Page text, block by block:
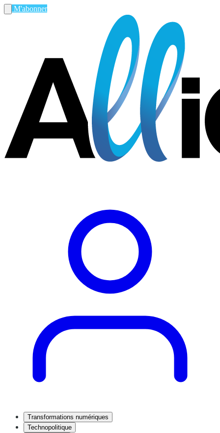
M'abonner
Transformations numériques
Technopolitique